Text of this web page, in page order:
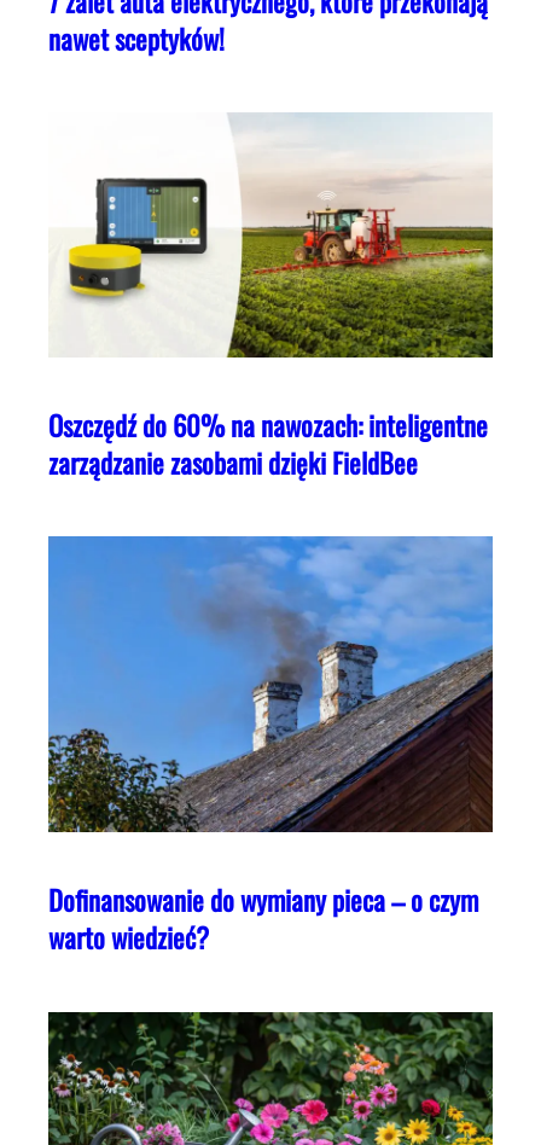
nawet sceptyków!
Oszczędź do 60% na nawozach: inteligentne
zarządzanie zasobami dzięki FieldBee
Dofinansowanie do wymiany pieca – o czym
warto wiedzieć?